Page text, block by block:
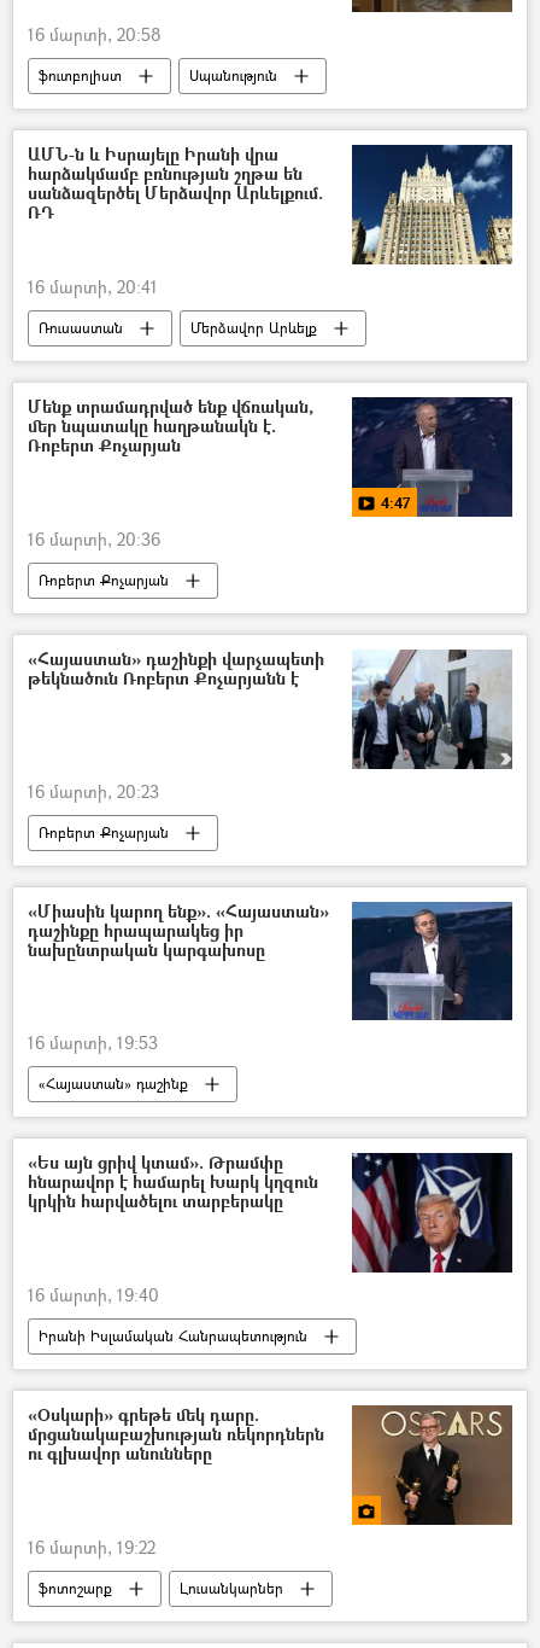
16 մարտի, 20:58
ֆուտբոլիստ
Սպանություն
Մոսկվա
ԱՄՆ-ն և Իսրայելը Իրանի վրա
հարձակմամբ բռնության շղթա են
սանձազերծել Մերձավոր Արևելքում.
ՌԴ
16 մարտի, 20:41
Ռուսաստան
Մերձավոր Արևելք
Իրանի Իսլամական Հանրապետություն
Իսրայել
ԱՄՆ Պատերազմ
Մենք տրամադրված ենք վճռական,
մեր նպատակը հաղթանակն է.
Ռոբերտ Քոչարյան
4:47
16 մարտի, 20:36
Ռոբերտ Քոչարյան
Ազգային ժողովի ընտրություններ
«Հայաստան» դաշինք
«Հայաստան» դաշինքի վարչապետի
թեկնածուն Ռոբերտ Քոչարյանն է
16 մարտի, 20:23
Ռոբերտ Քոչարյան
Ազգային ժողովի ընտրություններ
«Հայաստան» դաշինք
«Միասին կարող ենք». «Հայաստան»
դաշինքը հրապարակեց իր
նախընտրական կարգախոսը
16 մարտի, 19:53
«Հայաստան» դաշինք
Ազգային ժողովի ընտրություններ
Ռոբերտ Քոչարյան
«Ես այն ցրիվ կտամ». Թրամփը
հնարավոր է համարել Խարկ կղզուն
կրկին հարվածելու տարբերակը
16 մարտի, 19:40
Իրանի Իսլամական Հանրապետություն
Դոնալդ Թրամփ
ԱՄՆ
Պատերազմ
«Օսկարի» գրեթե մեկ դարը.
մրցանակաբաշխության ռեկորդներն
ու գլխավոր անունները
16 մարտի, 19:22
ֆոտոշարք
Լուսանկարներ
Լուսանկար